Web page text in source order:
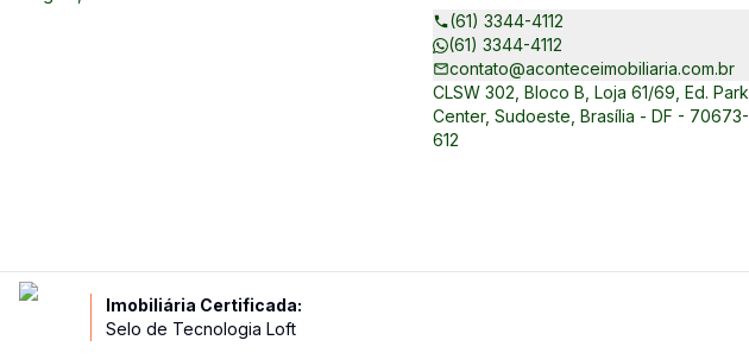
(61) 3344-4112
(61) 3344-4112
contato@aconteceimobiliaria.com.br
CLSW 302, Bloco B, Loja 61/69, Ed. Park
Center, Sudoeste, Brasília - DF - 70673-
612
Imobiliária Certificada:
Selo de Tecnologia Loft